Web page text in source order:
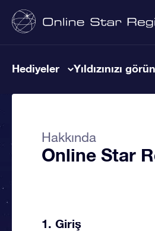
Hediyeler Yıldızınızı
Hakkında
Online Star
1. Giriş